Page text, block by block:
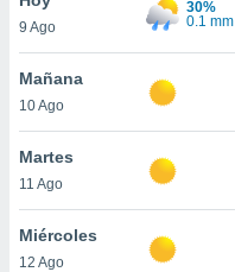
y
en
más
de
9 Ago
30%
0.1 mm
Mañana
10 Ago
Martes
11 Ago
Miércoles
12 Ago